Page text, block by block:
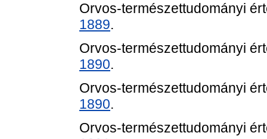
Orvos-természettudományi
1889.
Orvos-természettudományi
1890.
Orvos-természettudományi
1890.
Orvos-természettudományi